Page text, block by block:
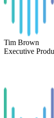
Tim Brown
Executive